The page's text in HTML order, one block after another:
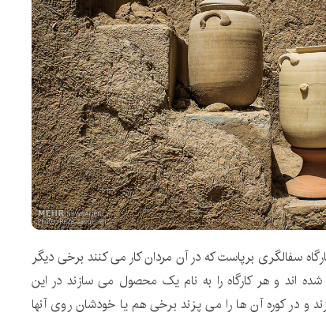
سفالگری برپاست که در آن مردان کار می کنند برخی دیگر
اند و هر کارگاه را به نام یک محصول می سازند در این
و در کوره آن ها را می پزند برخی هم یا خودشان روی آنها